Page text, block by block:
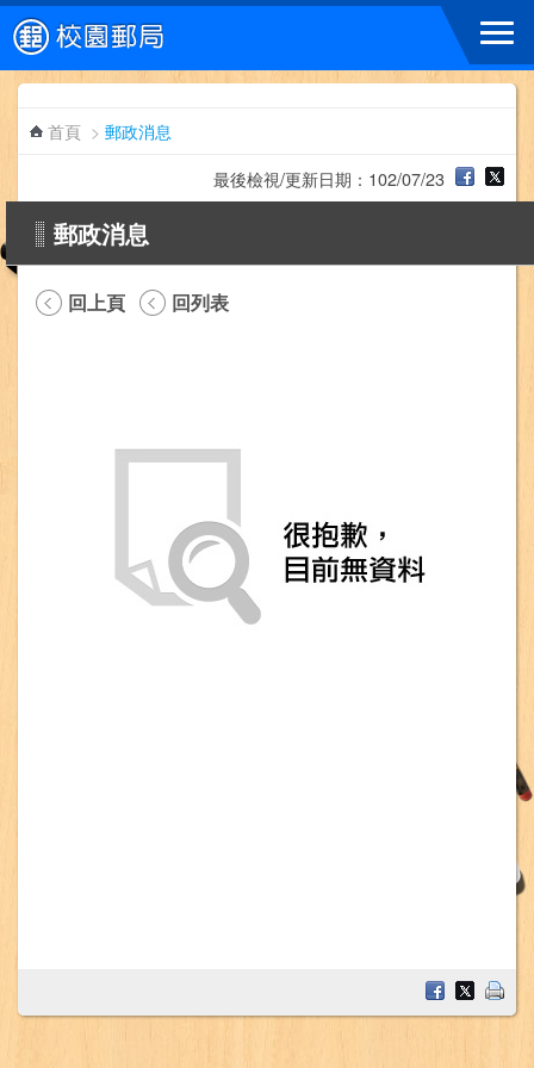
跳到主要內容區塊
首頁 > 郵政消息
最後檢視/更新日期：102/07/23
郵政消息
回上頁 回列表